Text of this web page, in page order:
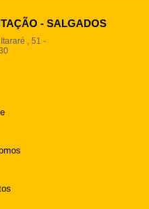
- SALGADOS
, 51 -